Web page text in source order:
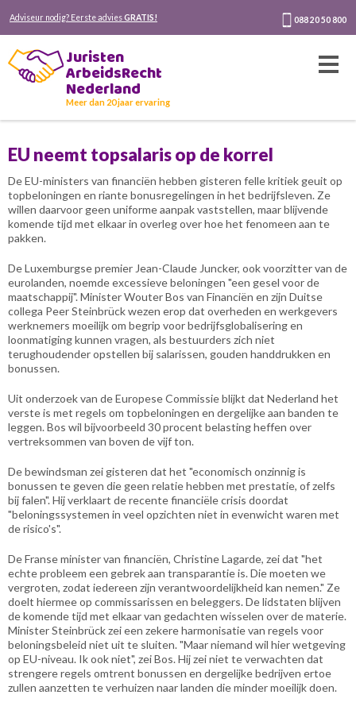
Adviseur nodig? Eerste adviesGRATIS! 088 20 50 800
Juristen
ArbeidsRecht
Nederland
Meer dan 20 jaar ervaring
EU neemt topsalaris op de korrel
De EU-ministers van financiën hebben gisteren felle kritiek geuit op
topbeloningen en riante bonusregelingen in het bedrijfsleven. Ze
willen daarvoor geen uniforme aanpak vaststellen, maar blijvende
komende tijd met elkaar in overleg over hoe het fenomeen aan te
pakken.
De Luxemburgse premier Jean-Claude Juncker, ook voorzitter van de
eurolanden, noemde excessieve beloningen "een gesel voor de
maatschappij". Minister Wouter Bos van Financiën en zijn Duitse
collega Peer Steinbrück wezen erop dat overheden en werkgevers
werknemers moeilijk om begrip voor bedrijfsglobalisering en
loonmatiging kunnen vragen, als bestuurders zich niet
terughoudender opstellen bij salarissen, gouden handdrukken en
bonussen.
Uit onderzoek van de Europese Commissie blijkt dat Nederland het
verste is met regels om topbeloningen en dergelijke aan banden te
leggen. Bos wil bijvoorbeeld 30 procent belasting heffen over
vertreksommen van boven de vijf ton.
De bewindsman zei gisteren dat het "economisch onzinnig is
bonussen te geven die geen relatie hebben met prestatie, of zelfs
bij falen". Hij verklaart de recente financiële crisis doordat
"beloningssystemen in veel opzichten niet in evenwicht waren met
de risico's".
De Franse minister van financiën, Christine Lagarde, zei dat "het
echte probleem een gebrek aan transparantie is. Die moeten we
vergroten, zodat iedereen zijn verantwoordelijkheid kan nemen." Ze
doelt hiermee op commissarissen en beleggers. De lidstaten blijven
de komende tijd met elkaar van gedachten wisselen over de materie.
Minister Steinbrück zei een zekere harmonisatie van regels voor
beloningsbeleid niet uit te sluiten. "Maar niemand wil hier wetgeving
op EU-niveau. Ik ook niet", zei Bos. Hij zei niet te verwachten dat
strengere regels omtrent bonussen en dergelijke bedrijven ertoe
zullen aanzetten te verhuizen naar landen die minder moeilijk doen.